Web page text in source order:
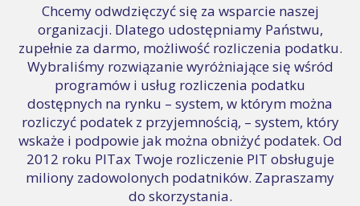
Chcemy odwdzięczyć się za wsparcie naszej
organizacji. Dlatego udostępniamy Państwu,
zupełnie za darmo, możliwość rozliczenia podatku.
Wybraliśmy rozwiązanie wyróżniające się wśród
programów i usług rozliczenia podatku
dostępnych na rynku – system, w którym można
rozliczyć podatek z przyjemnością, – system, który
wskaże i podpowie jak można obniżyć podatek. Od
2012 roku PITax Twoje rozliczenie PIT obsługuje
miliony zadowolonych podatników. Zapraszamy
do skorzystania.